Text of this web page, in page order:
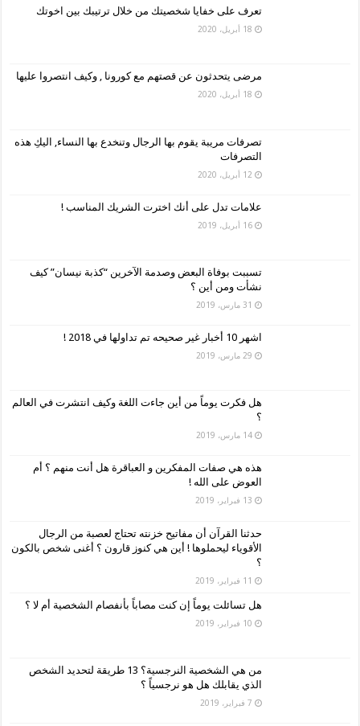
تعرف على خفايا شخصيتك من خلال ترتيبك بين اخوتك
18 أبريل، 2020
مرضى يتحدثون عن قصتهم مع كورونا , وكيف انتصروا عليها
18 أبريل، 2020
تصرفات مريبة يقوم بها الرجال وتنخدع بها النساء, اليكِ هذه
التصرفات
12 أبريل، 2020
علامات تدل على أنك اخترت الشريك المناسب !
16 أبريل، 2019
تسببت بوفاة البعض وصدمة الآخرين “كذبة نيسان” كيف
نشأت ومن أين ؟
31 مارس، 2019
اشهر 10 أخبار غير صحيحه تم تداولها في 2018 !
29 مارس، 2019
هل فكرت يوماً من أين جاءت اللغة وكيف انتشرت في العالم
؟
14 مارس، 2019
هذه هي صفات المفكرين و العباقرة هل أنت منهم ؟ أم
العوض على الله !
13 فبراير، 2019
حدثنا القرآن أن مفاتيح خزنته تحتاج لعصبة من الرجال
الأقوياء ليحملوها ! أين هي كنوز قارون ؟ أغنى شخص بالكون
؟
11 فبراير، 2019
هل تسائلت يوماً إن كنت مصاباً بأنفصام الشخصية أم لا ؟
10 فبراير، 2019
من هي الشخصية النرجسية؟ 13 طريقة لتحديد الشخص
الذي يقابلك هل هو نرجسياً ؟
7 فبراير، 2019